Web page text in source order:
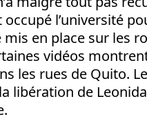
l’université
en place sur les
vidéos
les rues de Quito.
libération de